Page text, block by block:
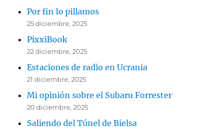
Por fin lo pillamos
25 diciembre, 2025
PixxiBook
22 diciembre, 2025
Estaciones de radio en Ucrania
21 diciembre, 2025
Mi opinión sobre el Subaru Forrester
20 diciembre, 2025
Saliendo del Túnel de Bielsa